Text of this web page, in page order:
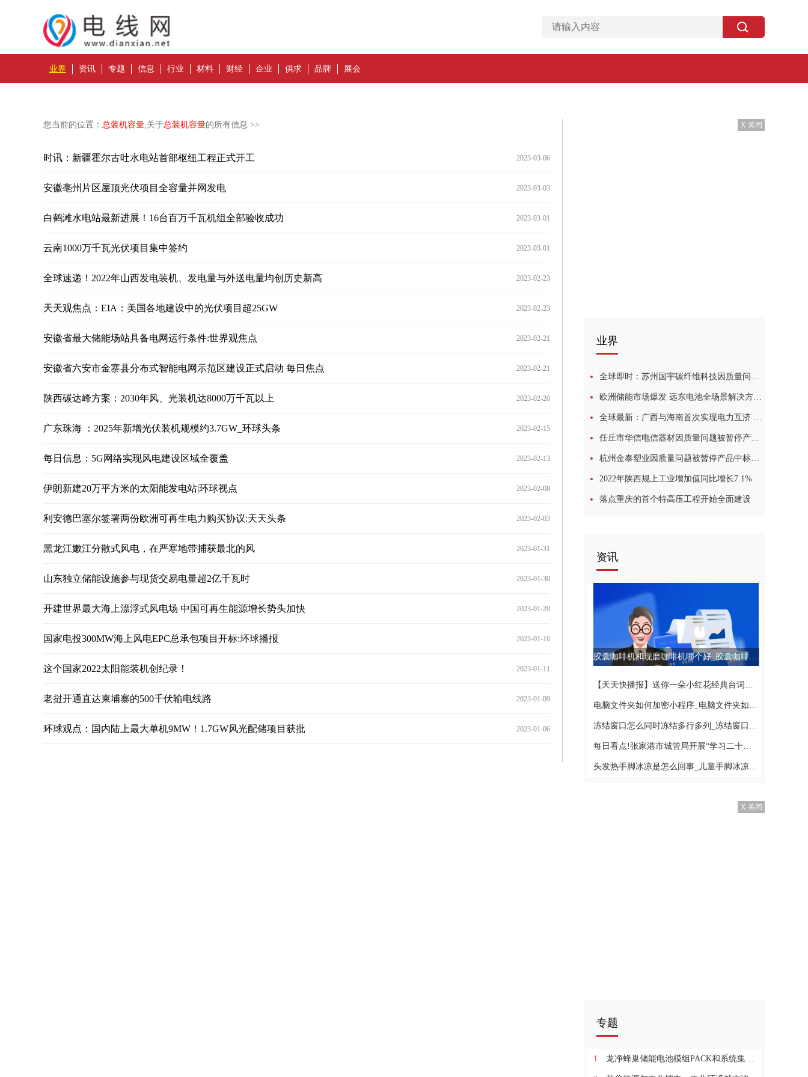
业界 资讯 专题 信息 行业 材料 财经 企业 供求 品牌 展会
您当前的位置： 总装机容量,关于总装机容量的所有信息 >>
时讯：新疆霍尔古吐水电站首部枢纽工程正式开工 2023-03-06
安徽亳州片区屋顶光伏项目全容量并网发电 2023-03-03
白鹤滩水电站最新进展！16台百万千瓦机组全部验收成功 2023-03-01
云南1000万千瓦光伏项目集中签约 2023-03-01
全球速递！2022年山西发电装机、发电量与外送电量均创历史新高 2023-02-23
天天观焦点：EIA：美国各地建设中的光伏项目超25GW 2023-02-23
安徽省最大储能场站具备电网运行条件:世界观焦点 2023-02-21
安徽省六安市金寨县分布式智能电网示范区建设正式启动 每日焦点 2023-02-21
陕西碳达峰方案：2030年风、光装机达8000万千瓦以上 2023-02-20
广东珠海 ：2025年新增光伏装机规模约3.7GW_环球头条 2023-02-15
每日信息：5G网络实现风电建设区域全覆盖 2023-02-13
伊朗新建20万平方米的太阳能发电站|环球视点 2023-02-08
利安德巴塞尔签署两份欧洲可再生电力购买协议:天天头条 2023-02-03
黑龙江嫩江分散式风电，在严寒地带捕获最北的风 2023-01-31
山东独立储能设施参与现货交易电量超2亿千瓦时 2023-01-30
开建世界最大海上漂浮式风电场 中国可再生能源增长势头加快 2023-01-20
国家电投300MW海上风电EPC总承包项目开标:环球播报 2023-01-16
这个国家2022太阳能装机创纪录！ 2023-01-11
老挝开通直达柬埔寨的500千伏输电线路 2023-01-09
环球观点：国内陆上最大单机9MW！1.7GW风光配储项目获批 2023-01-06
X 关闭
业界
全球即时：苏州国宇碳纤维科技因质量问题被暂停产品中标资格6个月
欧洲储能市场爆发 远东电池全场景解决方案亮相西班牙Genera
全球最新：广西与海南首次实现电力互济 单日最高送电量达1200万千瓦时
任丘市华信电信器材因质量问题被暂停产品中标资格6个月:每日热门
杭州金泰塑业因质量问题被暂停产品中标资格1年
2022年陕西规上工业增加值同比增长7.1%
落点重庆的首个特高压工程开始全面建设
资讯
胶囊咖啡机和现磨咖啡机哪个好_胶囊咖啡机 世界快资讯
【天天快播报】送你一朵小红花经典台词句子
电脑文件夹如何加密小程序_电脑文件夹如何加密_播报
冻结窗口怎么同时冻结多行多列_冻结窗口怎么同时冻结行和列
每日看点!张家港市城管局开展“学习二十大弘扬好家风”廉政教育活动
头发热手脚冰凉是怎么回事_儿童手脚冰凉是怎么回事
X 关闭
专题
1 龙净蜂巢储能电池模组PACK和系统集成合资项目正式开工_每日动态